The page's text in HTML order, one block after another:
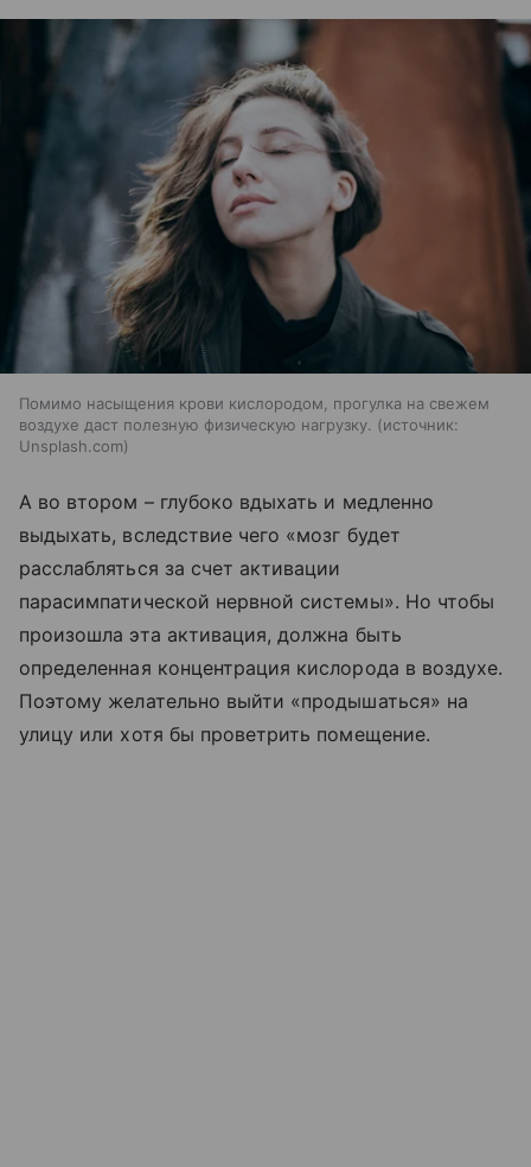
Помимо насыщения крови кислородом, прогулка на свежем
воздухе даст полезную физическую нагрузку.
источник:
Unsplash.com
А во втором – глубоко вдыхать и медленно
выдыхать, вследствие чего «мозг будет
расслабляться за счет активации
парасимпатической нервной системы». Но чтобы
произошла эта активация, должна быть
определенная концентрация кислорода в воздухе.
Поэтому желательно выйти «продышаться» на
улицу или хотя бы проветрить помещение.